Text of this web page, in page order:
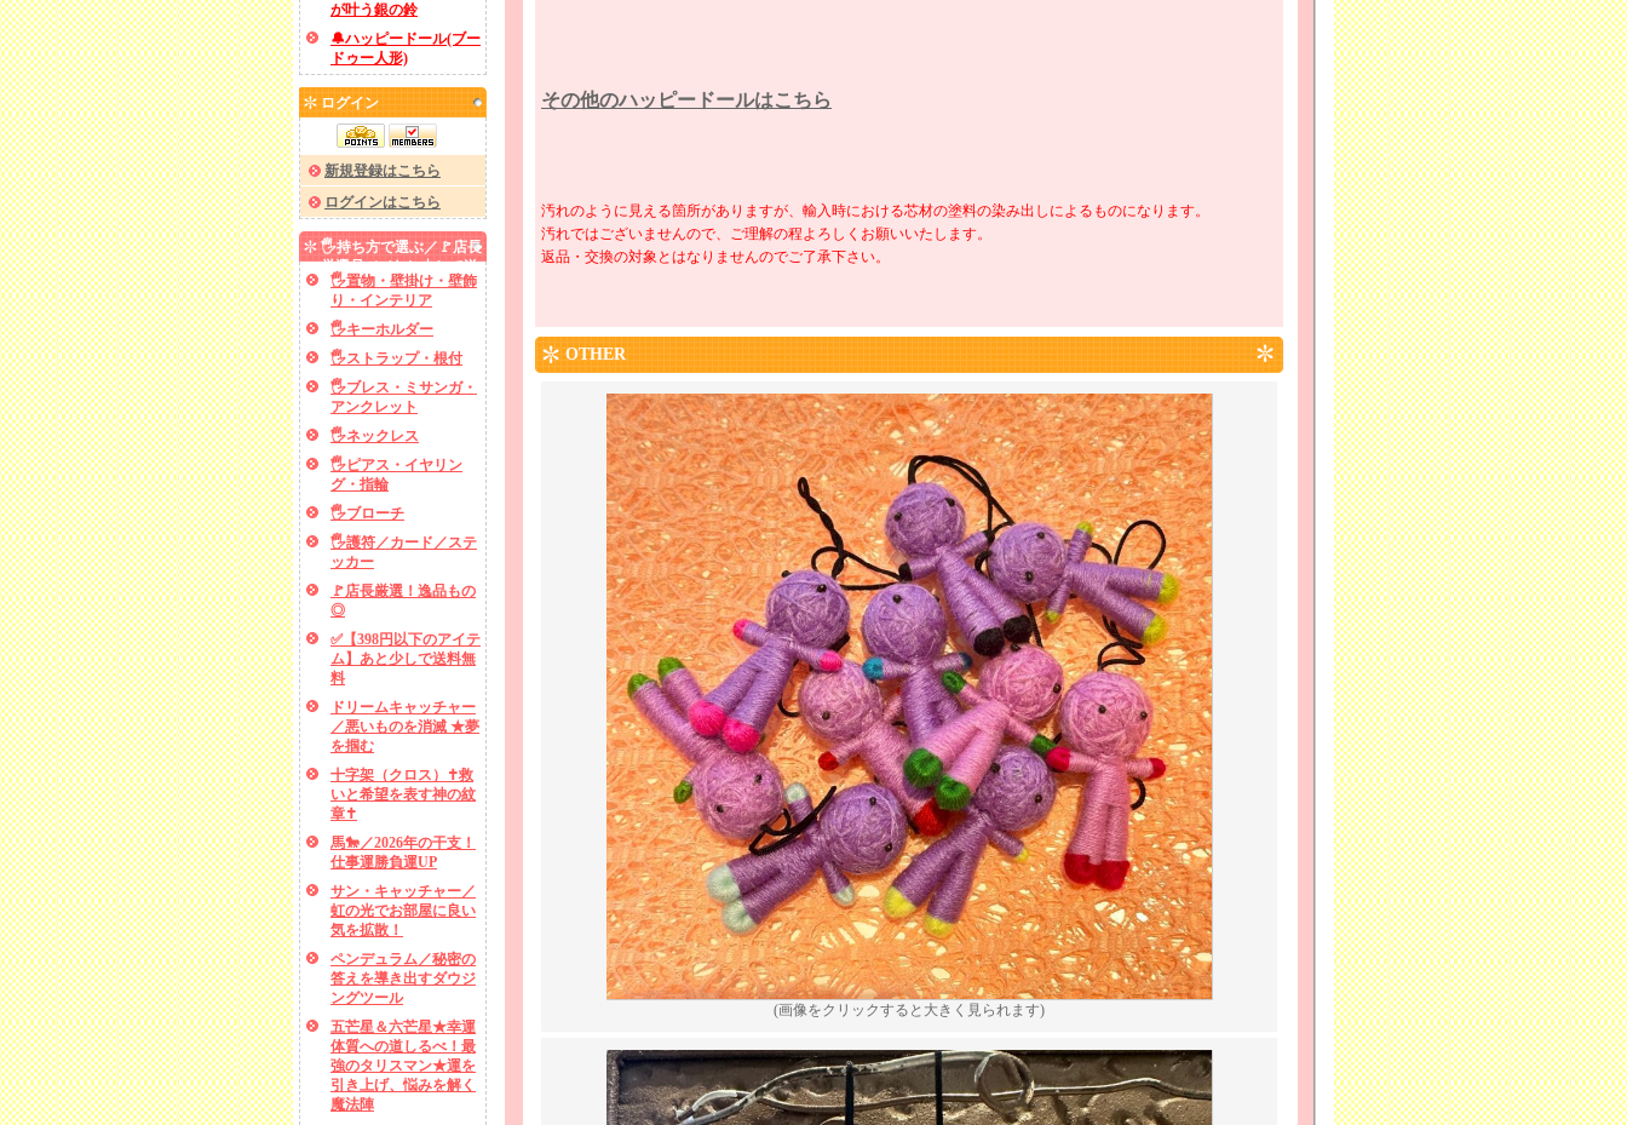
が叶う銀の鈴
🔔ハッピードール(ブー
ドゥー人形)
ログイン
新規登録はこちら
ログインはこちら
🖐️持ち方で選ぶ／🚩店長
厳選品／✅あと少しで送
料無料
🖐️置物・壁掛け・壁飾
り・インテリア
🖐️キーホルダー
🖐️ストラップ・根付
🖐️ブレス・ミサンガ・
アンクレット
🖐️ネックレス
🖐️ピアス・イヤリン
グ・指輪
🖐️ブローチ
🖐️護符／カード／ステ
ッカー
🚩店長厳選！逸品もの
◎
✅【398円以下のアイテ
ム】あと少しで送料無
料
ドリームキャッチャー
／悪いものを消滅 ★夢
を掴む
十字架（クロス）✝救
いと希望を表す神の紋
章✝
馬🐎／2026年の干支！
仕事運勝負運UP
サン・キャッチャー／
虹の光でお部屋に良い
気を拡散！
ペンデュラム／秘密の
答えを導き出すダウジ
ングツール
五芒星＆六芒星★幸運
体質への道しるべ！最
強のタリスマン★運を
引き上げ、悩みを解く
魔法陣
その他のハッピードールはこちら
汚れのように見える箇所がありますが、輸入時における芯材の塗料の染み出しによるものになります。
汚れではございませんので、ご理解の程よろしくお願いいたします。
返品・交換の対象とはなりませんのでご了承下さい。
OTHER
(画像をクリックすると大きく見られます)